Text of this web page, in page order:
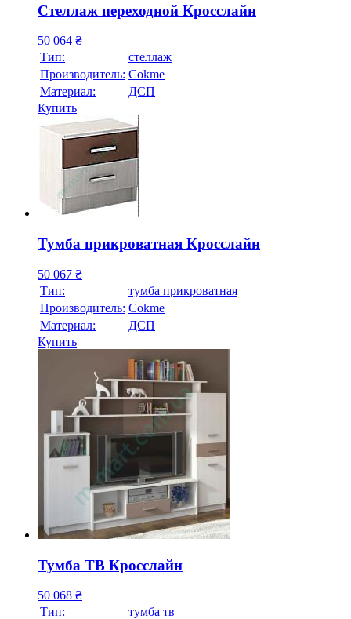
Стеллаж переходной Кросслайн
50 064 ₴
Тип:
стеллаж
Производитель: Cokme
Материал:
ДСП
Купить
Тумба прикроватная Кросслайн
50 067 ₴
Тип:
тумба прикроватная
Производитель: Cokme
Материал:
ДСП
Купить
Тумба ТВ Кросслайн
50 068 ₴
Тип:
тумба тв